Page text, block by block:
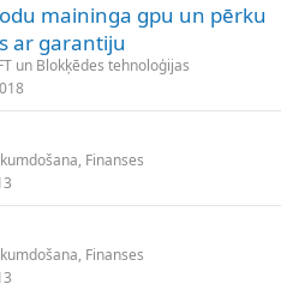
maininga gpu un pērku
ar garantiju
un Blokķēdes tehnoloģijas
Finanses
Finanses